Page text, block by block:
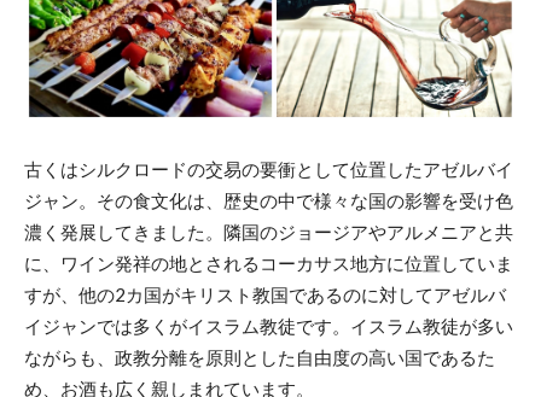
古くはシルクロードの交易の要衝として位置したアゼルバイ
ジャン。その食文化は、歴史の中で様々な国の影響を受け色
濃く発展してきました。隣国のジョージアやアルメニアと共
に、ワイン発祥の地とされるコーカサス地方に位置していま
すが、他の2カ国がキリスト教国であるのに対してアゼルバ
イジャンでは多くがイスラム教徒です。イスラム教徒が多い
ながらも、政教分離を原則とした自由度の高い国であるた
め、お酒も広く親しまれています。